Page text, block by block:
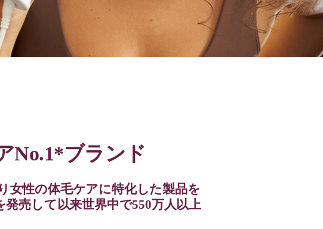
No.1*ブランド
女性の体毛ケアに特化した製品を
発売して以来世界中で550万人以上